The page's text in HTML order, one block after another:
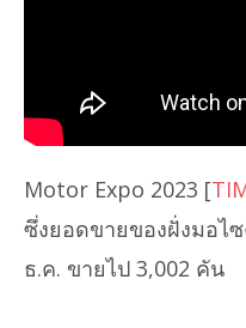
Motor Expo 2023 [
ซึ่งยอดขายของฝั่งมอไ
ธ.ค. ขายไป 3,002 คัน